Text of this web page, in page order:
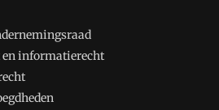
informatierecht